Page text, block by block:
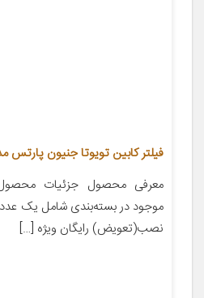
فیلتر کابین تویوتا جنیون پارتس مدل 76010-
معرفی محصول جزئیات
موجود در بسته‌بندی شامل یک عدد
نصب(تعویض) رایگان ویژه […]